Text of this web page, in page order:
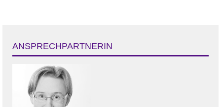
ANSPRECHPARTNERIN